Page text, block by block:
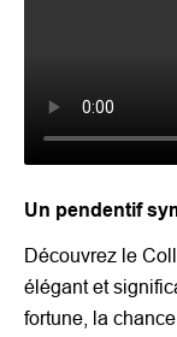
Un pendentif
Découvrez le
élégant et
fortune, la